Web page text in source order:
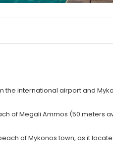
the international airport and
of Megali Ammos (50 meters
of Mykonos town, as it